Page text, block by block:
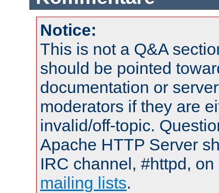
Notice:
This is not a Q&A
should be pointed
documentation or
moderators if they are
invalid/off-topic.
Apache HTTP Server
IRC channel, #httpd,
mailing lists.